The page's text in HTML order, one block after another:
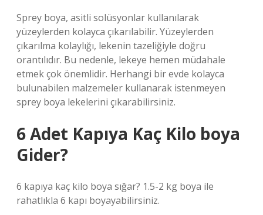
Sprey boya, asitli solüsyonlar kullanılarak
yüzeylerden kolayca çıkarılabilir. Yüzeylerden
çıkarılma kolaylığı, lekenin tazeliğiyle doğru
orantılıdır. Bu nedenle, lekeye hemen müdahale
etmek çok önemlidir. Herhangi bir evde kolayca
bulunabilen malzemeler kullanarak istenmeyen
sprey boya lekelerini çıkarabilirsiniz.
6 Adet Kapıya Kaç Kilo boya
Gider?
6 kapıya kaç kilo boya sığar? 1.5-2 kg boya ile
rahatlıkla 6 kapı boyayabilirsiniz.